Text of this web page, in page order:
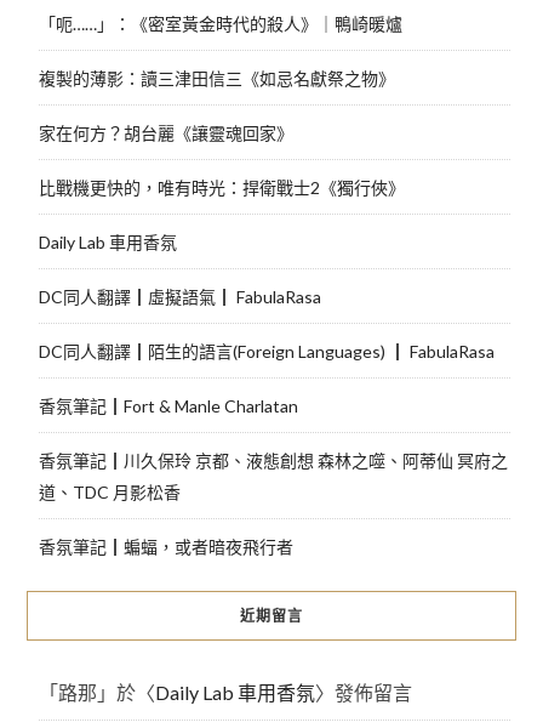
「呃……」：《密室黃金時代的殺人》｜鴨崎暖爐
複製的薄影：讀三津田信三《如忌名獻祭之物》
家在何方？胡台麗《讓靈魂回家》
比戰機更快的，唯有時光：捍衛戰士2《獨行俠》
Daily Lab 車用香氛
DC同人翻譯┃虛擬語氣┃ FabulaRasa
DC同人翻譯┃陌生的語言(Foreign Languages) ┃ FabulaRasa
香氛筆記┃Fort & Manle Charlatan
香氛筆記┃川久保玲 京都、液態創想 森林之噬、阿蒂仙 冥府之
道、TDC 月影松香
香氛筆記┃蝙蝠，或者暗夜飛行者
近期留言
「路那 」於〈Daily Lab 車用香氛〉發佈留言